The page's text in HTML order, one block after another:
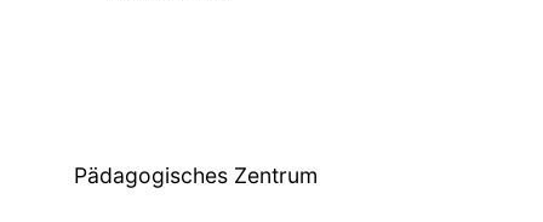
Pädagogisches Zentrum